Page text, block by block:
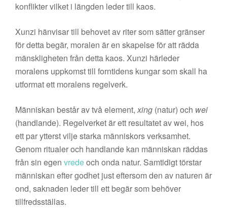
konflikter vilket i längden leder till kaos.
Xunzi hänvisar till behovet av riter som sätter gränser
för detta begär, moralen är en skapelse för att rädda
mänskligheten från detta kaos. Xunzi härleder
moralens uppkomst till forntidens kungar som skall ha
utformat ett moralens regelverk.
Människan består av två element,xing (natur) och wei
(handlande). Regelverket är ett resultatet av wei, hos
ett par ytterst vilje starka människors verksamhet.
Genom ritualer och handlande kan människan räddas
från sin egen vredeoch onda natur. Samtidigt törstar
människan efter godhet just eftersom den av naturen är
ond, saknaden leder till ett begär som behöver
tillfredsställas.